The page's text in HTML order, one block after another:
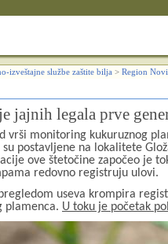
izveštajne službe zaštite bilja > Region
jajnih legala prve
vrši monitoring kukuruznog
su postavljene na lokalitete
ove štetočine započeo je
redovno registruju ulovi.
useva krompira
plamenca. U toku je početak